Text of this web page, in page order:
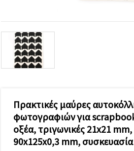
την
και να
προβάλλουμε
πιο σχετικό
περιεχόμενο
και
συνεργατών
μας για
αναλύσεις
μάρκετινγκ.
Πρακτικές μαύρες
φωτογραφιών για
οξέα, τριγωνικές 21x21
90x125x0,3 mm,